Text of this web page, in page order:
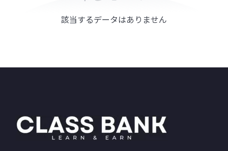
該当するデータはありません